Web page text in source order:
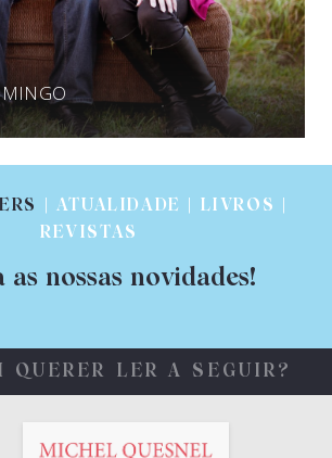
| ATUALIDADE | LIVROS |
REVISTAS
as nossas novidades!
QUERER LER A SEGUIR?